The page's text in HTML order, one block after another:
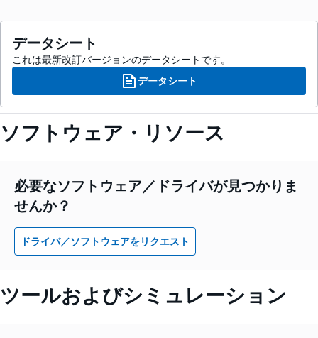
データシート
これは最新改訂バージョンのデータシートです。
データシート
ソフトウェア・リソース
必要なソフトウェア／ドライバが見つかりま
せんか？
ドライバ／ソフトウェアをリクエスト
ツールおよびシミュレーション